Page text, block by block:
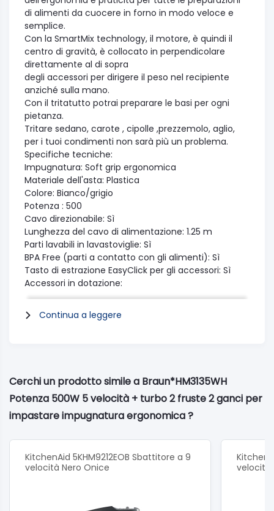
di alimenti da cuocere in forno in modo veloce e
semplice.
Con la SmartMix technology, il motore, è quindi il
centro di gravità, è collocato in perpendicolare
direttamente al di sopra
degli accessori per dirigere il peso nel recipiente
anziché sulla mano.
Con il tritatutto potrai preparare le basi per ogni
pietanza.
Tritare sedano, carote , cipolle ,prezzemolo, aglio,
per i tuoi condimenti non sarà più un problema.
Specifiche tecniche:
Impugnatura: Soft grip ergonomica
Materiale dell'asta: Plastica
Colore: Bianco/grigio
Potenza : 500
Cavo direzionabile: Sì
Lunghezza del cavo di alimentazione: 1.25 m
Parti lavabili in lavastoviglie: Sì
BPA Free (parti a contatto con gli alimenti): Sì
Tasto di estrazione EasyClick per gli accessori: Sì
Accessori in dotazione:
Bicchiere da 600 ml: Sì
Tritatutto da 500 ml: Sì
2 fruste in acciaio inox: Sì
Continua a leggere
Cerchi un prodotto simile a Braun*HM3135WH
Potenza 500W 5 velocità + turbo 2 fruste 2 ganci per
impastare impugnatura ergonomica ?
KitchenAid 5KHM9212EOB Sbattitore a 9
velocità Nero Onice
velocità